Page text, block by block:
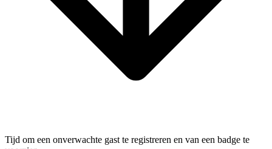
Tijd om een onverwachte gast te registreren en van een badge te